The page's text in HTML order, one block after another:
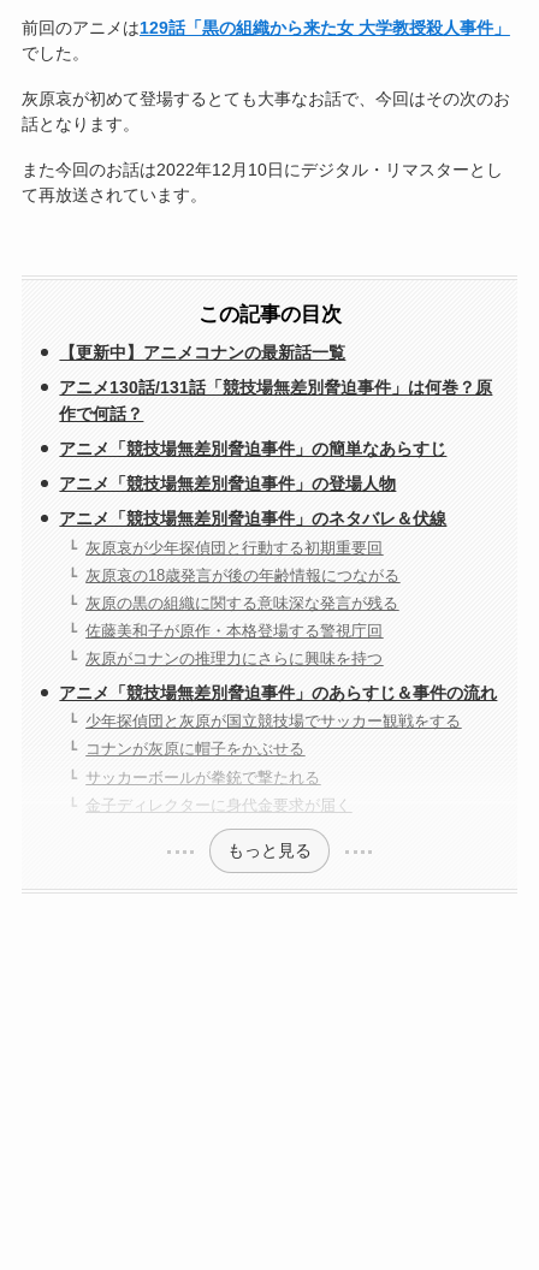
前回のアニメは129話「黒の組織から来た女 大学教授殺人事件」
でした。
灰原哀が初めて登場するとても大事なお話で、今回はその次のお
話となります。
また今回のお話は2022年12月10日にデジタル・リマスターとし
て再放送されています。
この記事の目次
【更新中】アニメコナンの最新話一覧
アニメ130話/131話「競技場無差別脅迫事件」は何巻？原
作で何話？
アニメ「競技場無差別脅迫事件」の簡単なあらすじ
アニメ「競技場無差別脅迫事件」の登場人物
アニメ「競技場無差別脅迫事件」のネタバレ＆伏線
灰原哀が少年探偵団と行動する初期重要回
灰原哀の18歳発言が後の年齢情報につながる
灰原の黒の組織に関する意味深な発言が残る
佐藤美和子が原作・本格登場する警視庁回
灰原がコナンの推理力にさらに興味を持つ
アニメ「競技場無差別脅迫事件」のあらすじ＆事件の流れ
少年探偵団と灰原が国立競技場でサッカー観戦をする
コナンが灰原に帽子をかぶせる
サッカーボールが拳銃で撃たれる
金子ディレクターに身代金要求が届く
もっと見る